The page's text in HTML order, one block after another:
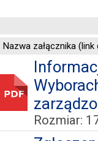
Nazwa załącznika (link
Rozmiar: